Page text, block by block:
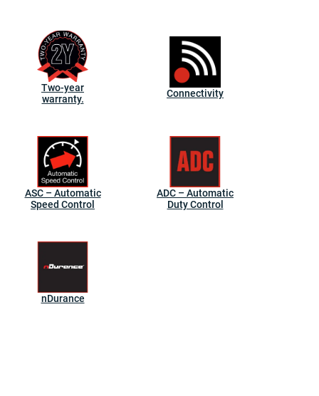
Two-year
warranty.
Connectivity
ASC – Automatic
Speed Control
ADC – Automatic
Duty Control
nDurance